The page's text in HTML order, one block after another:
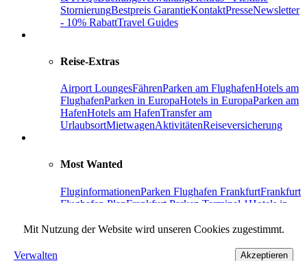
StornierungBestpreis GarantieKontaktPresseNewsletter
- 10% RabattTravel Guides
Reise-Extras
Airport LoungesFährenParken am FlughafenHotels am
FlughafenParken in EuropaHotels in EuropaParken am
HafenHotels am HafenTransfer am
UrlaubsortMietwagenAktivitätenReiseversicherung
Most Wanted
FluginformationenParken Flughafen FrankfurtFrankfurt
Flughafen PlanFrankfurt Parken Terminal 1Hotels in
Flughafen
Mit Nutzung der Website wird unseren Cookies zugestimmt.
Verwalten Akzeptieren